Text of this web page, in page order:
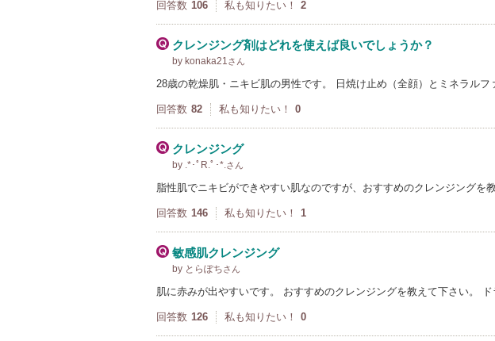
回答数 106 私も知りたい！ 2
クレンジング剤はどれを使えば良いでしょうか？
by konaka21さん
28歳の乾燥肌・ニキビ肌の男性です。 日焼け止め（全顔）とミネラル
回答数 82 私も知りたい！ 0
クレンジング
by .*･ﾟR.ﾟ･*.さん
脂性肌でニキビができやすい肌なのですが、おすすめのクレンジングを
回答数 146 私も知りたい！ 1
敏感肌クレンジング
by とらぽちさん
肌に赤みが出やすいです。 おすすめのクレンジングを教えて下さい。
回答数 126 私も知りたい！ 0